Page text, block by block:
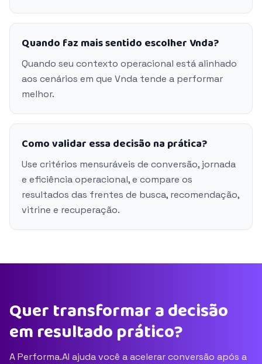
Quando faz mais sentido escolher Vnda?
Quando seu contexto operacional está alinhado
aos cenários em que Vnda tende a performar
melhor.
Como validar essa decisão na prática?
Use critérios mensuráveis de conversão, jornada
e eficiência operacional, e compare os
resultados das frentes de busca, recomendação,
vitrine e recuperação.
Quer transformar a decisão
em resultado prático?
A Performa.AI ajuda você a acelerar conversão após a